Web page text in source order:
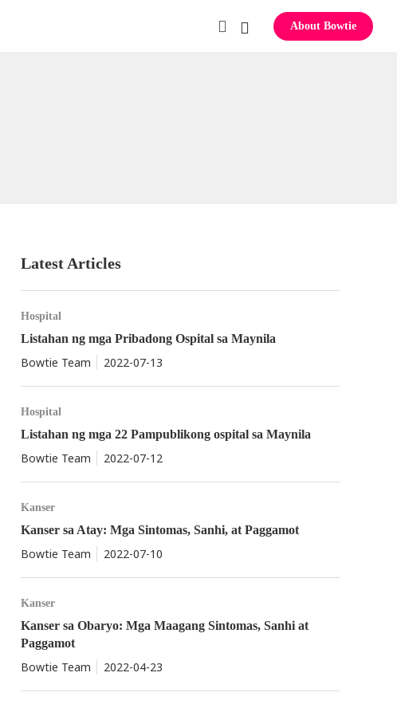
About Bowtie
Latest Articles
Hospital
Listahan ng mga Pribadong Ospital sa Maynila
Bowtie Team 2022-07-13
Hospital
Listahan ng mga 22 Pampublikong ospital sa Maynila
Bowtie Team 2022-07-12
Kanser
Kanser sa Atay: Mga Sintomas, Sanhi, at Paggamot
Bowtie Team 2022-07-10
Kanser
Kanser sa Obaryo: Mga Maagang Sintomas, Sanhi at
Paggamot
Bowtie Team 2022-04-23